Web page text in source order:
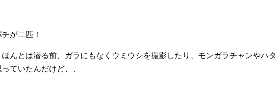
が二匹！
ほんとは潜る前、ガラにもなくウミウシを撮影したり、モンガラチャンやハタ
ていたんだけど、、